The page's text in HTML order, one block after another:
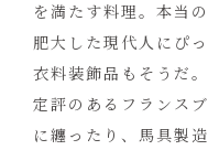
を満たす料理。本当
肥大した現代人にぴ
衣料装飾品もそうだ
定評のあるフランス
に纏ったり、馬具製